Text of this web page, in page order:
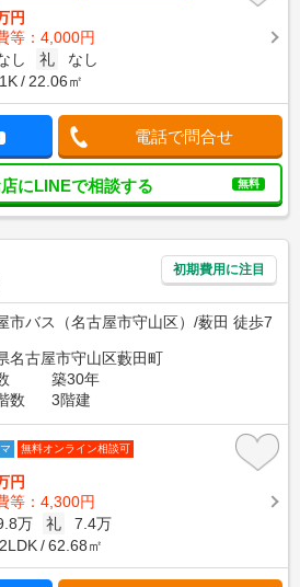
円
等：4,000円
し 礼
なし
1K 22.06㎡
電話で問合せ
にLINEで相談する 無料
初期費用に注目
市バス（名古屋市守山区）/薮田 徒歩7
名古屋市守山区藪田町
築30年
数
3階建
無料オンライン相談可
円
等：4,300円
万 礼
7.4万
2LDK 62.68㎡